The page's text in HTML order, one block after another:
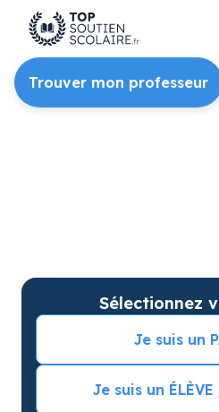
26
Trouver mon professeur
Sélectionnez
Je suis un
Je suis un